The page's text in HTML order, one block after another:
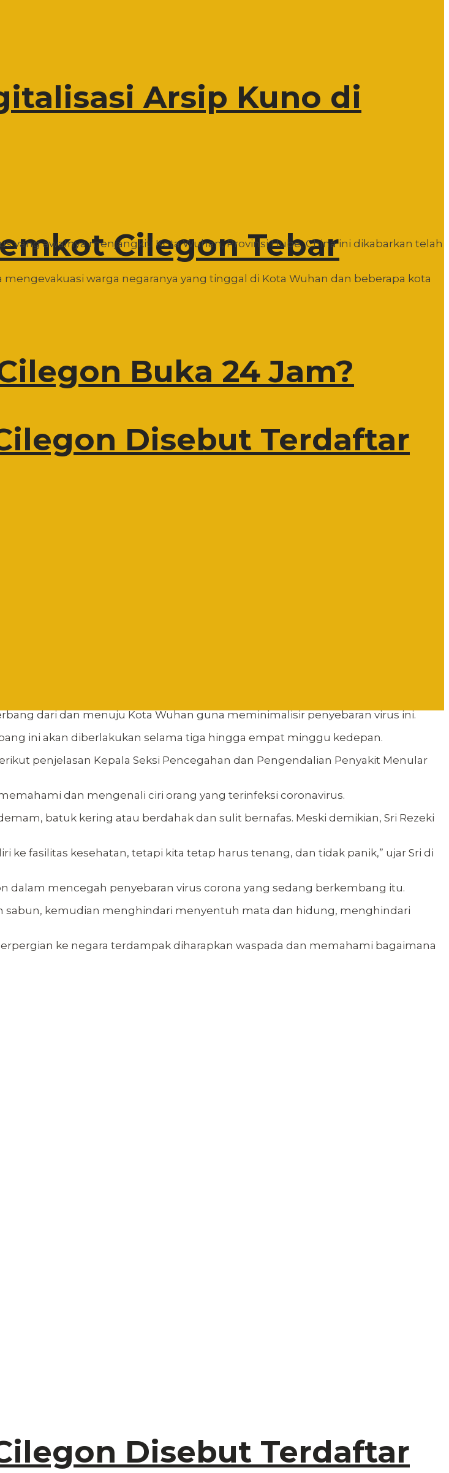
Arsip Kuno di
Cilegon Tebar
yang awalnya menjangkiti Kota Wuhan, Provinsi Hube, China ini dikabarkan telah
warga negaranya yang tinggal di Kota Wuhan dan beberapa kota
Buka 24 Jam?
Disebut Terdaftar
dari dan menuju Kota Wuhan guna meminimalisir penyebaran virus ini.
ini akan diberlakukan selama tiga hingga empat minggu kedepan.
penjelasan Kepala Seksi Pencegahan dan Pengendalian Penyakit Menular
dan mengenali ciri orang yang terinfeksi coronavirus.
batuk kering atau berdahak dan sulit bernafas. Meski demikian, Sri Rezeki
ke fasilitas kesehatan, tetapi kita tetap harus tenang, dan tidak panik,” ujar Sri di
dalam mencegah penyebaran virus corona yang sedang berkembang itu.
kemudian menghindari menyentuh mata dan hidung, menghindari
ke negara terdampak diharapkan waspada dan memahami bagaimana
Disebut Terdaftar